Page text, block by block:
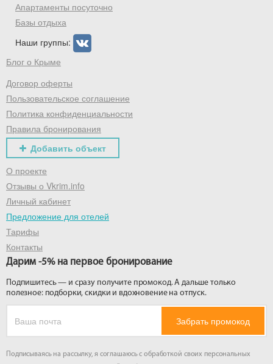
Апартаменты посуточно
Базы отдыха
Наши группы:
Блог о Крыме
Договор оферты
Пользовательское соглашение
Политика конфиденциальности
Правила бронирования
Добавить объект
О проекте
Отзывы о Vkrim.info
Личный кабинет
Предложение для отелей
Тарифы
Контакты
Дарим -5% на первое бронирование
Подпишитесь — и сразу получите промокод. А дальше только
полезное: подборки, скидки и вдохновение на отпуск.
Забрать промокод
Подписываясь на рассылку, я соглашаюсь с обработкой своих персональных